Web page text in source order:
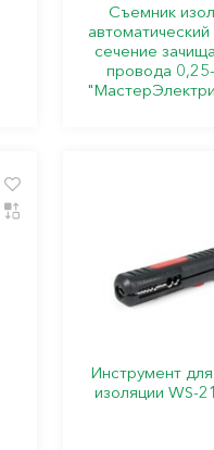
Съемник
сечение
провода
Инструмент
изоляции WS-